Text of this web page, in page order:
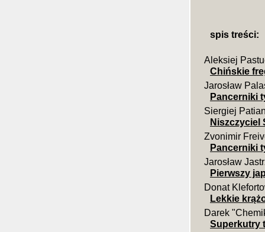
spis treści:
Aleksiej
Chińskie
Jarosław
Pancerniki
Siergiej
Niszczyciel
Zvonimir
Pancerniki
Jarosław
Pierwszy
Donat
Lekkie
Darek
Superkutry